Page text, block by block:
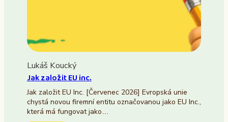
Lukáš Koucký
Jak založit EU inc.
Jak založit EU Inc. [Červenec 2026] Evropská unie
chystá novou firemní entitu označovanou jako EU Inc.,
která má fungovat jako…